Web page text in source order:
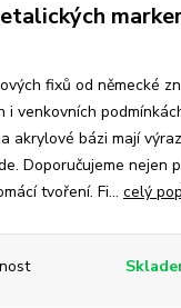
fixů od německé
i venkovních
akrylové bázi mají
Doporučujeme nejen
tvoření. Fi... celý